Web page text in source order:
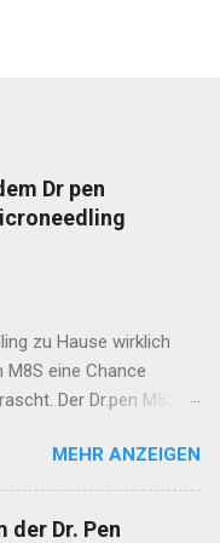
Dr pen
zu Hause wirklich
eine Chance
Der Dr.pen M8S
Das
– egal ob Stirn,
Anwendung war meine
MEHR ANZEIGEN
der Dr. Pen